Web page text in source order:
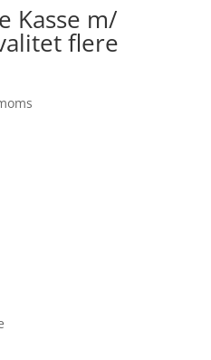
Kasse m/
flere